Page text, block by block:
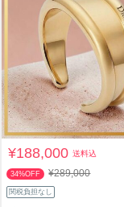
¥188,000送料込
34%OFF ¥289,000
関税負担なし